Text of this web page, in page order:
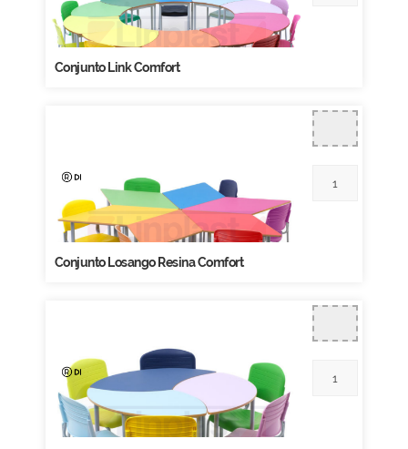
Conjunto Link Comfort
Conjunto Losango Resina Comfort